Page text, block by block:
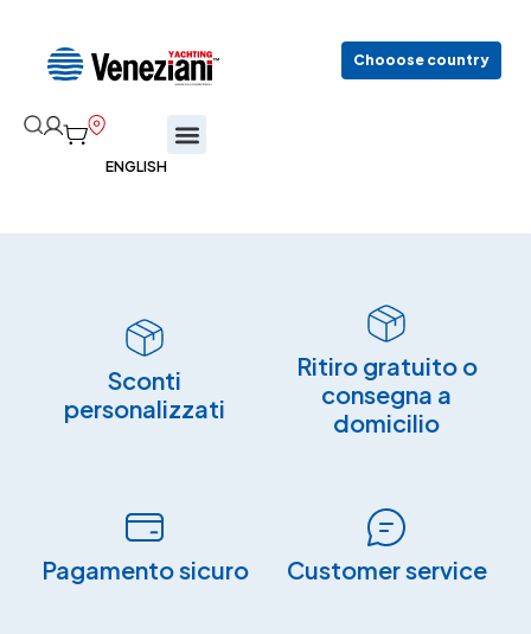
Chooose country
Sconti
personalizzati
Ritiro gratuito o
consegna a
domicilio
Pagamento sicuro​ Customer service